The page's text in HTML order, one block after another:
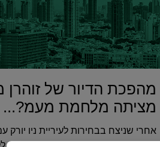
מהפכת הדיור של זוהרן
מציתה מלחמת מעמ?...
אחרי שניצח בבחירות לעיריית ניו
במחירי השכירות, זוהרן ממדאני מנסה